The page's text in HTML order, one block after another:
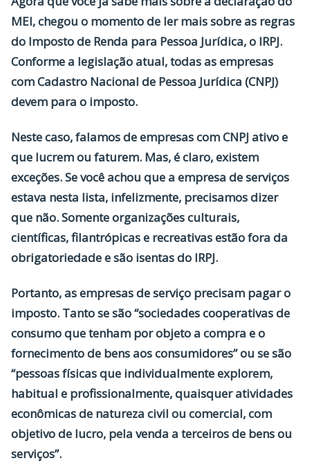
MEI, chegou o momento de ler mais sobre as regras
do Imposto de Renda para Pessoa Jurídica, o IRPJ.
Conforme a legislação atual, todas as empresas
com Cadastro Nacional de Pessoa Jurídica (CNPJ)
devem para o imposto.
Neste caso, falamos de empresas com CNPJ ativo e
que lucrem ou faturem. Mas, é claro, existem
exceções. Se você achou que a empresa de serviços
estava nesta lista, infelizmente, precisamos dizer
que não. Somente organizações culturais,
científicas, filantrópicas e recreativas estão fora da
obrigatoriedade e são isentas do IRPJ.
Portanto, as empresas de serviço precisam pagar o
imposto. Tanto se são “sociedades cooperativas de
consumo que tenham por objeto a compra e o
fornecimento de bens aos consumidores” ou se são
“pessoas físicas que individualmente explorem,
habitual e profissionalmente, quaisquer atividades
econômicas de natureza civil ou comercial, com
objetivo de lucro, pela venda a terceiros de bens ou
serviços”.